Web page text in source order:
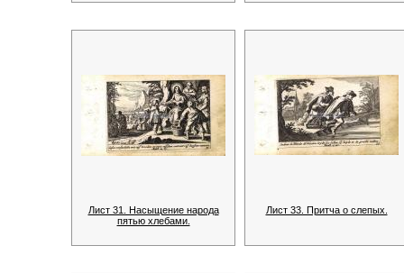
Лист 31. Насыщение народа
пятью хлебами.
Лист 33. Притча о слепых.